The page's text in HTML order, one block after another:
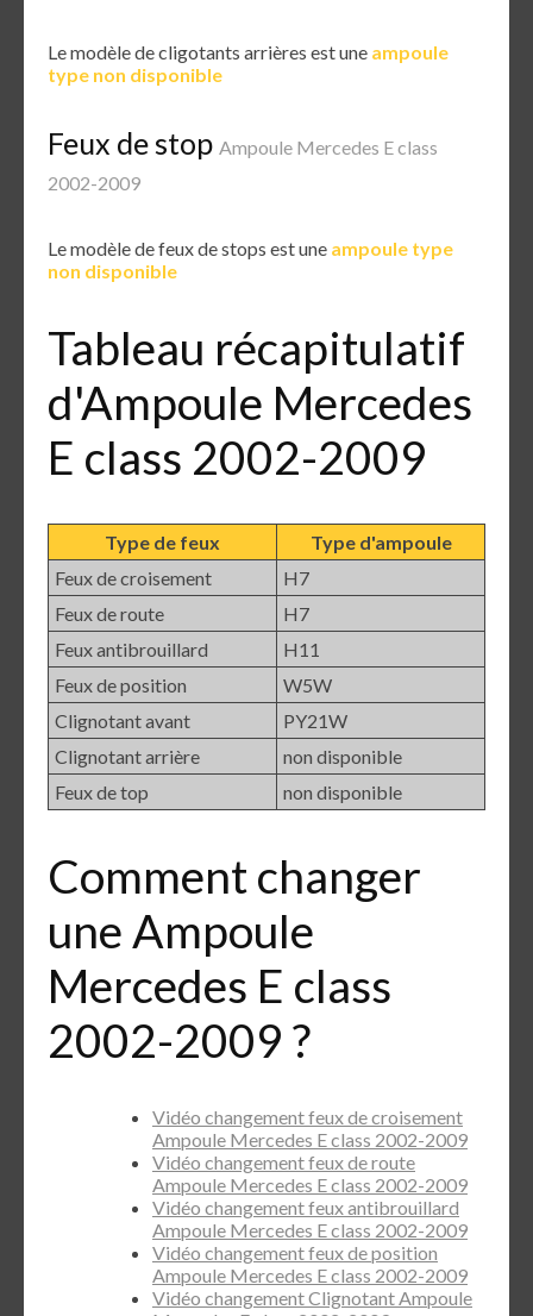
Le modèle de cligotants arrières est une ampoule
type non disponible
Feux de stop Ampoule Mercedes E class
2002-2009
Le modèle de feux de stops est une ampoule type
non disponible
Tableau récapitulatif
d'Ampoule Mercedes
E class 2002-2009
Type de feux
Type d'ampoule
Feux de croisement
H7
Feux de route
H7
Feux antibrouillard
H11
Feux de position
W5W
Clignotant avant
PY21W
Clignotant arrière
non disponible
Feux de top
non disponible
Comment changer
une Ampoule
Mercedes E class
2002-2009 ?
Vidéo changement feux de croisement
Ampoule Mercedes E class 2002-2009
Vidéo changement feux de route
Ampoule Mercedes E class 2002-2009
Vidéo changement feux antibrouillard
Ampoule Mercedes E class 2002-2009
Vidéo changement feux de position
Ampoule Mercedes E class 2002-2009
Vidéo changement Clignotant Ampoule